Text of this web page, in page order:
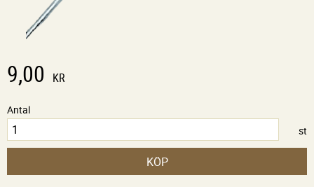
9,00 KR
Antal
st
KÖP